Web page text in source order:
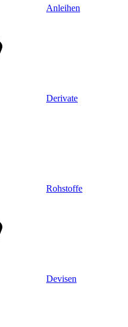
Anleihen
Derivate
Rohstoffe
Devisen